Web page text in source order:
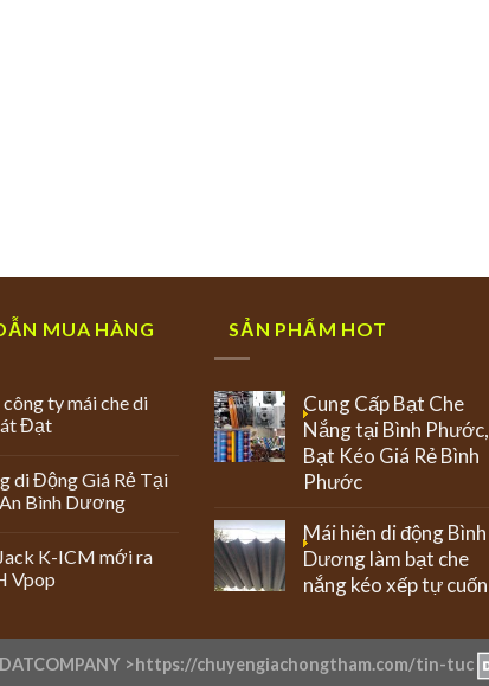
MUA HÀNG
ty mái che di
Đạt
di Động Giá Rẻ Tại
Bình Dương
K-ICM mới ra
Vpop
SẢN PHẨM HOT
Cung Cấp Bạt Che
Nắng tại Bình Phước,
Bạt Kéo Giá Rẻ Bình
Phước
Mái hiên di động Bình
Dương làm bạt che
nắng kéo xếp tự cuốn
>https://chuyengiachongtham.com/tin-tuc